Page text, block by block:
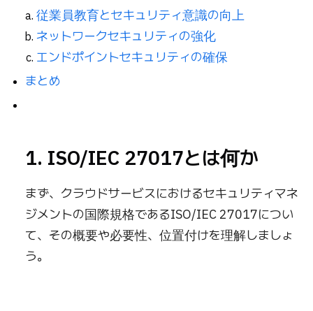
従業員教育とセキュリティ意識の向上
ネットワークセキュリティの強化
エンドポイントセキュリティの確保
まとめ
1. ISO/IEC 27017とは何か
まず、クラウドサービスにおけるセキュリティマネ
ジメントの国際規格であるISO/IEC 27017につい
て、その概要や必要性、位置付けを理解しましょ
う。